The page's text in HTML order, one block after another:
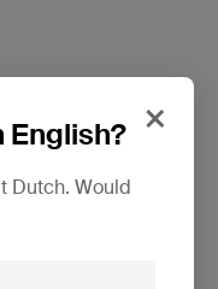
×
English?
Dutch. Would